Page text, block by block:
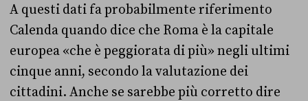
A questi dati fa probabilmente riferimento
Calenda quando dice che Roma è la capitale
europea «che è peggiorata di più» negli ultimi
cinque anni, secondo la valutazione dei
cittadini. Anche se sarebbe più corretto dire